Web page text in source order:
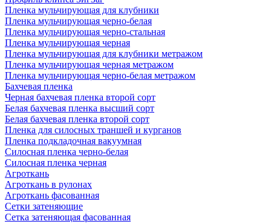
Пленка мульчирующая для клубники
Пленка мульчирующая черно-белая
Пленка мульчирующая черно-стальная
Пленка мульчирующая черная
Пленка мульчирующая для клубники метражом
Пленка мульчирующая черная метражом
Пленка мульчирующая черно-белая метражом
Бахчевая пленка
Черная бахчевая пленка второй сорт
Белая бахчевая пленка высший сорт
Белая бахчевая пленка второй сорт
Пленка для силосных траншей и курганов
Пленка подкладочная вакуумная
Силосная пленка черно-белая
Силосная пленка черная
Агроткань
Агроткань в рулонах
Агроткань фасованная
Сетки затеняющие
Сетка затеняющая фасованная